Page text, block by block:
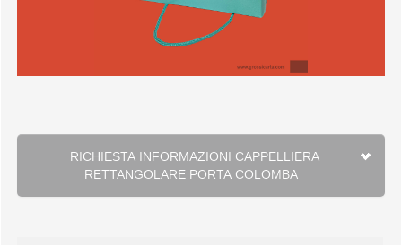
RICHIESTA INFORMAZIONI CAPPELLIERA
RETTANGOLARE PORTA COLOMBA